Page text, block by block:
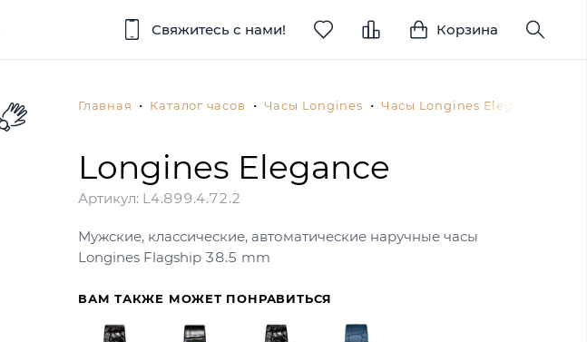
Свяжитесь с нами! Корзина
Главная Каталог часов Часы Longines Часы Longines Elegance
Longines Elegance
Артикул: L4.899.4.72.2
Мужские, классические, автоматические наручные часы
Longines Flagship 38.5 mm
ВАМ ТАКЖЕ МОЖЕТ ПОНРАВИТЬСЯ